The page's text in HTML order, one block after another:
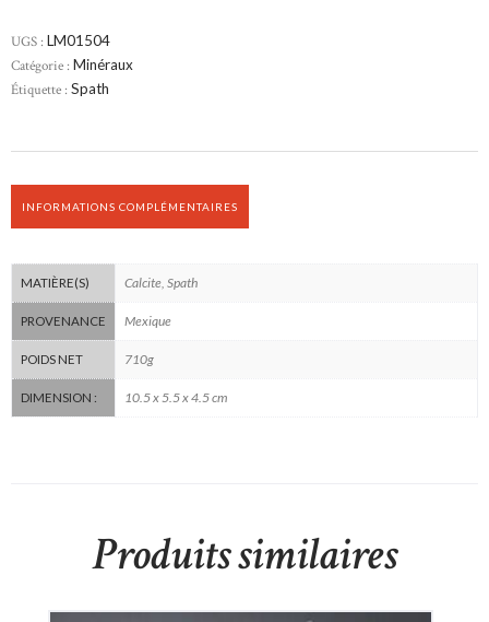
UGS : LM01504
Catégorie : Minéraux
Étiquette : Spath
INFORMATIONS COMPLÉMENTAIRES
MATIÈRE(S) Calcite, Spath
PROVENANCE Mexique
POIDS NET 710g
DIMENSION : 10.5 x 5.5 x 4.5 cm
Produits similaires